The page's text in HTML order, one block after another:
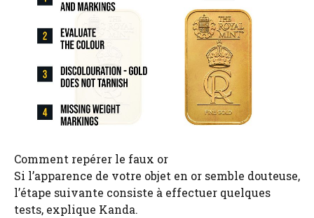
Comment repérer le faux or
Si l’apparence de votre objet en or semble douteuse,
l’étape suivante consiste à effectuer quelques
tests, explique Kanda.